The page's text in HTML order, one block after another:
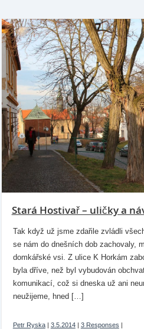
Stará Hostivař – uličky a
Tak když už jsme zdařile zvládli
se nám do dnešních dob zachovaly,
domkářské vsi. Z ulice K Horkám
byla dříve, než byl vybudován
komunikací, což si dneska už ani
neužijeme, hned […]
Petr Ryska| 3.5.2014| 3 Responses |